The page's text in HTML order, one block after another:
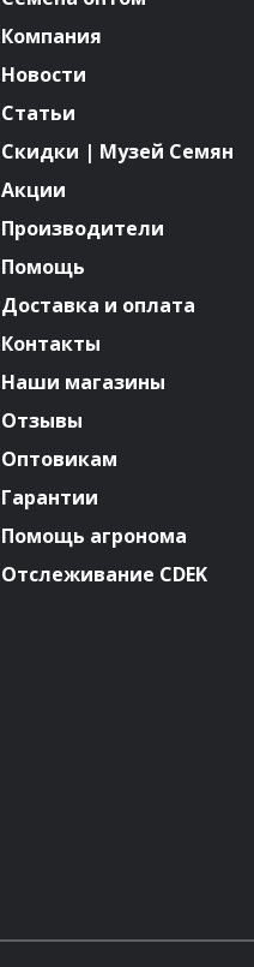
Компания
Новости
Статьи
Скидки | Музей Семян
Акции
Производители
Помощь
Доставка и оплата
Контакты
Наши магазины
Отзывы
Оптовикам
Гарантии
Помощь агронома
Отслеживание CDEK